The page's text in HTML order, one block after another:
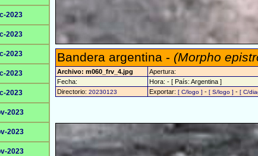
2023
2023
2023
2023
2023
2023
2023
2023
Bandera argentina - (Morpho
Archivo: m060_frv_4.jpg Apertura:
Fecha:
Hora: - [ País: Argentina ]
Directorio: 20230123 Exportar: [ C/logo ] - [ S/logo ] - [ C/